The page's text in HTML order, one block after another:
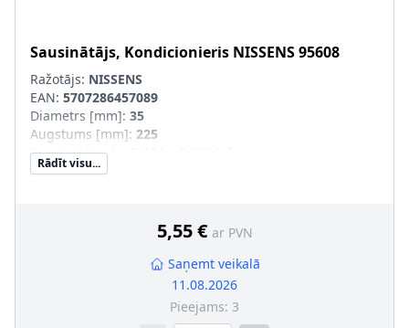
Sausinātājs, Kondicionieris NISSENS95608
Ražotājs: NISSENS
EAN: 5707286457089
Diametrs [mm]: 35
Augstums [mm]: 225
Dzesējošā viela
Rādīt visu...
5,55 € ar PVN
Saņemt veikalā
11.08.2026
Pieejams: 3